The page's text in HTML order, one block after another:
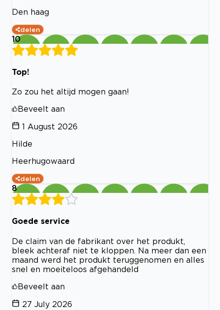
Den haag
delen
10
Top!
Zo zou het altijd mogen gaan!
Beveelt aan
1 August 2026
Hilde
Heerhugowaard
delen
8
Goede service
De claim van de fabrikant over het produkt,
bleek achteraf niet te kloppen. Na meer dan een
maand werd het produkt teruggenomen en alles
snel en moeiteloos afgehandeld
Beveelt aan
27 July 2026